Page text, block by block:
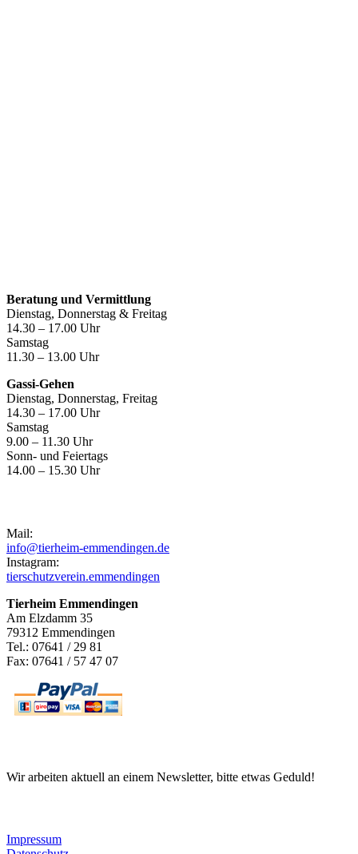
Beratung und Vermittlung
Dienstag, Donnerstag & Freitag
14.30 – 17.00 Uhr
Samstag
11.30 – 13.00 Uhr
Gassi-Gehen
Dienstag, Donnerstag, Freitag
14.30 – 17.00 Uhr
Samstag
9.00 – 11.30 Uhr
Sonn- und Feiertags
14.00 – 15.30 Uhr
Mail:
info@tierheim-emmendingen.de
Instagram:
tierschutzverein.emmendingen
Tierheim Emmendingen
Am Elzdamm 35
79312 Emmendingen
Tel.: 07641 / 29 81
Fax: 07641 / 57 47 07
Wir arbeiten aktuell an einem Newsletter, bitte etwas Geduld!
Impressum